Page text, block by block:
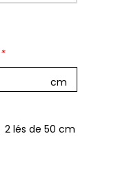
*
2 lés de 50 cm